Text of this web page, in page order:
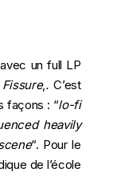
un full LP
,.C’est
façons : “lo-fi
heavily
“. Pour le
de l’école